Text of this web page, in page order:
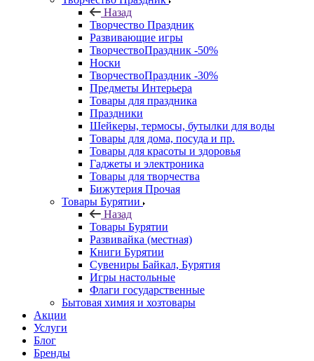
Назад
Творчество Праздник
Развивающие игры
ТворчествоПраздник -50%
Носки
ТворчествоПраздник -30%
Предметы Интерьера
Товары для праздника
Праздники
Шейкеры, термосы, бутылки для воды
Товары для дома, посуда и пр.
Товары для красоты и здоровья
Гаджеты и электроника
Товары для творчества
Бижутерия Прочая
Товары Бурятии
Назад
Товары Бурятии
Развивайка (местная)
Книги Бурятии
Сувениры Байкал, Бурятия
Игры настольные
Флаги государственные
Бытовая химия и хозтовары
Акции
Услуги
Блог
Бренды